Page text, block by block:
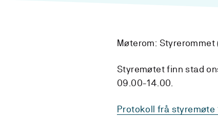
Møterom: Styrerommet
Styremøtet finn stad
09.00-14.00.
Protokoll frå styremøte